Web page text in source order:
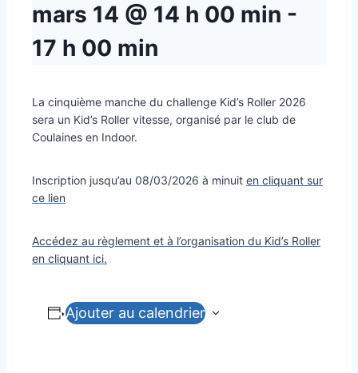
mars 14 @ 14 h 00 min -
17 h 00 min
La cinquième manche du challenge Kid’s Roller 2026
sera un Kid’s Roller vitesse, organisé par le club de
Coulaines en Indoor.
Inscription jusqu’au 08/03/2026 à minuit en cliquant sur
ce lien
Accédez au règlement et à l’organisation du Kid’s Roller
en cliquant ici.
Ajouter au calendrier